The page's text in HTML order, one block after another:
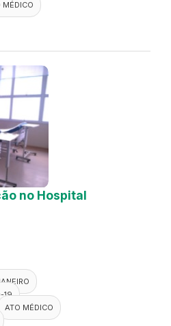
MÉDICO
no Hospital
19
ATO MÉDICO